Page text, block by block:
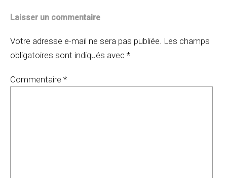
Laisser un commentaire
Votre adresse e-mail ne sera pas publiée. Les champs
obligatoires sont indiqués avec *
Commentaire *